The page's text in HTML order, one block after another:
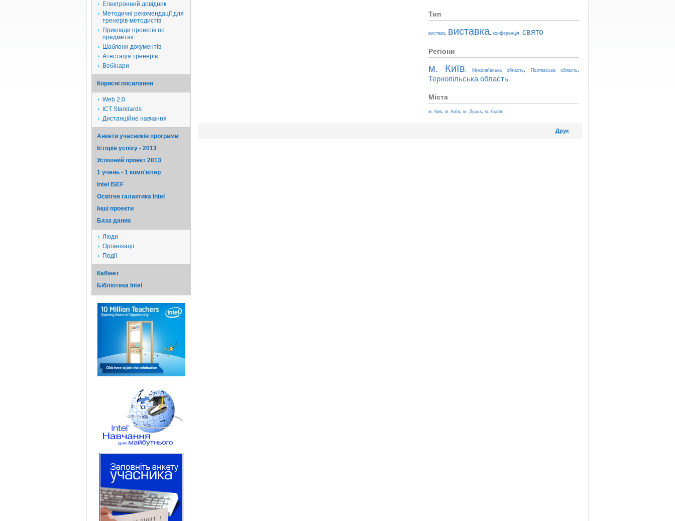
Електронний довідник
Методичні рекомендації для
тренерів-методистів
Приклади проектів по
предметах
Шаблони документів
Атестація тренерів
Вебінари
Корисні посилання
Web 2.0
ICT Standards
Дистанційне навчання
Анкети учасників програми
Історія успіху - 2013
Успішний проект 2013
1 учень - 1 комп'ютер
Intel ISEF
Освітня галактика Intel
Iншi проекти
База даних
Люди
Організації
Події
Кабінет
Бібліотека Intel
Тип
виставк виставка конференція свято
Регіони
м. Київ Миколаївська область Полтавська область
Тернопільська область
Міста
м. Кив м. Київ м. Луцьк м. Львів
Друк